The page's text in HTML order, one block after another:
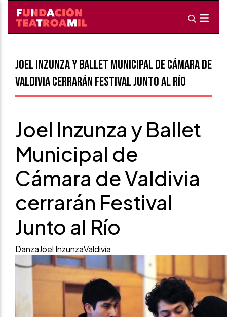
Joel Inzunza y Ballet Municipal de Cámara de
Valdivia cerrarán Festival Junto al Río
Joel Inzunza y Ballet
Municipal de
Cámara de Valdivia
cerrarán Festival
Junto al Río
DanzaJoel InzunzaValdivia